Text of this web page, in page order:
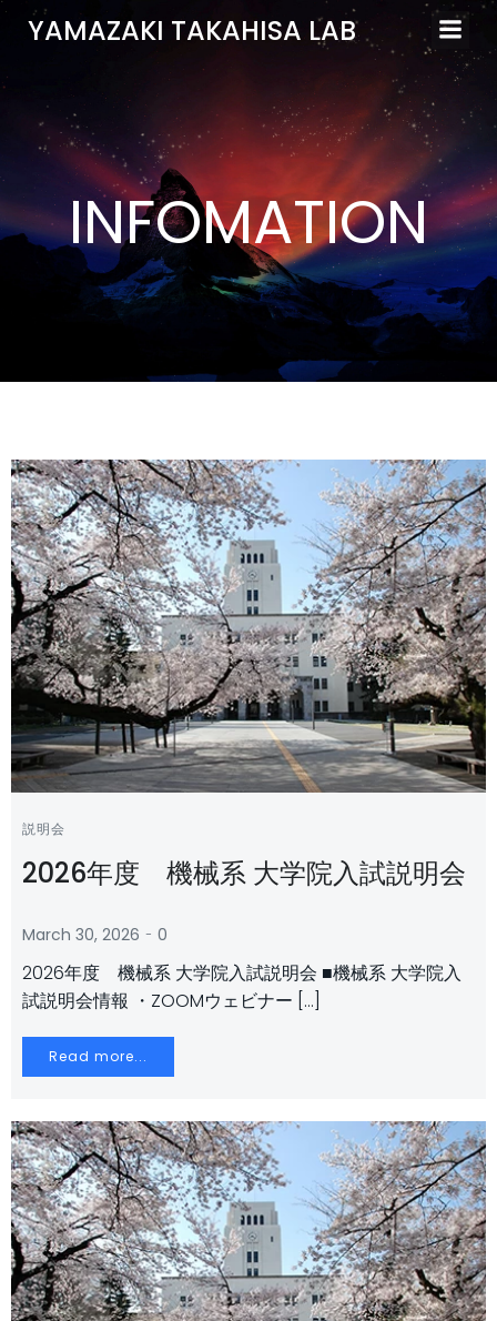
to
YAMAZAKI TAKAHISA LAB
INFOMATION
説明会
2026年度 機械系 大学院入試説明会
March 30, 2026 - 0
2026年度 機械系 大学院入試説明会 ■機械系 大学院入
試説明会情報 ・ZOOMウェビナー […]
Read more...